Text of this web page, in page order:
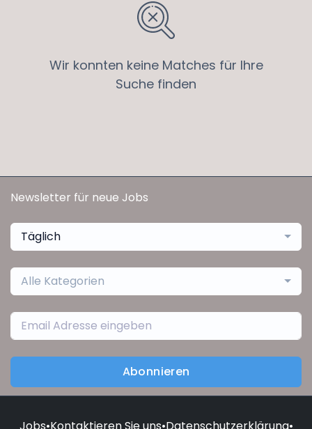
Wir konnten keine Matches für Ihre
Suche finden
Newsletter für neue Jobs
Täglich
Alle Kategorien
Abonnieren
Jobs•Kontaktieren Sie uns•Datenschutzerklärung•